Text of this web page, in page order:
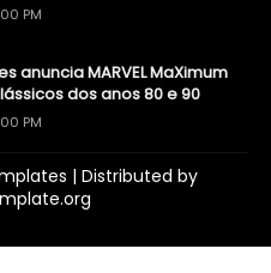
PM
anuncia MARVEL MaXimum
dos anos 80 e 90
PM
| Distributed by